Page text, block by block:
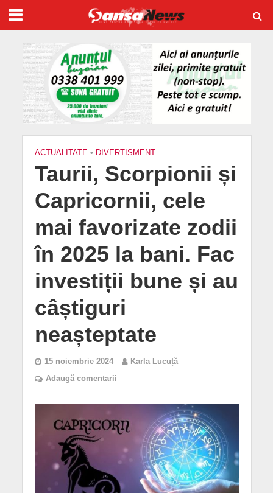
ACTUALITATE • DIVERTISMENT
Taurii, Scorpionii și
Capricornii, cele
mai favorizate zodii
în 2025 la bani. Fac
investiții bune și au
câștiguri
neașteptate
15 noiembrie 2024
Karla Lucuță
Adaugă comentarii